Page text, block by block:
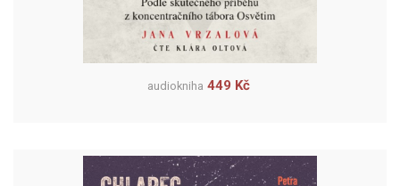
audiokniha 449 Kč